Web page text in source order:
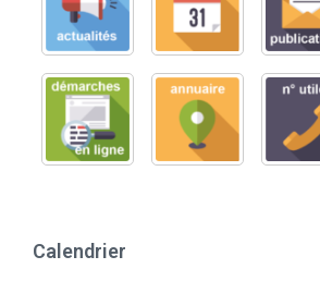
Calendrier